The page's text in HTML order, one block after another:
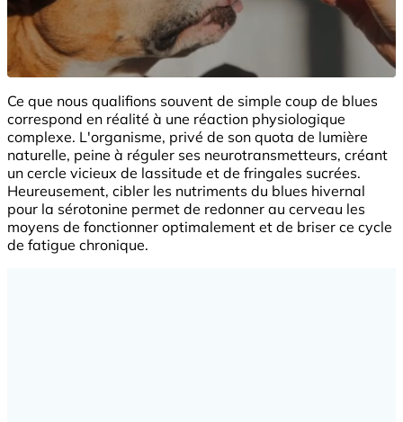
Ce que nous qualifions souvent de simple coup de blues
correspond en réalité à une réaction physiologique
complexe. L'organisme, privé de son quota de lumière
naturelle, peine à réguler ses neurotransmetteurs, créant
un cercle vicieux de lassitude et de fringales sucrées.
Heureusement, cibler les nutriments du blues hivernal
pour la sérotonine permet de redonner au cerveau les
moyens de fonctionner optimalement et de briser ce cycle
de fatigue chronique.